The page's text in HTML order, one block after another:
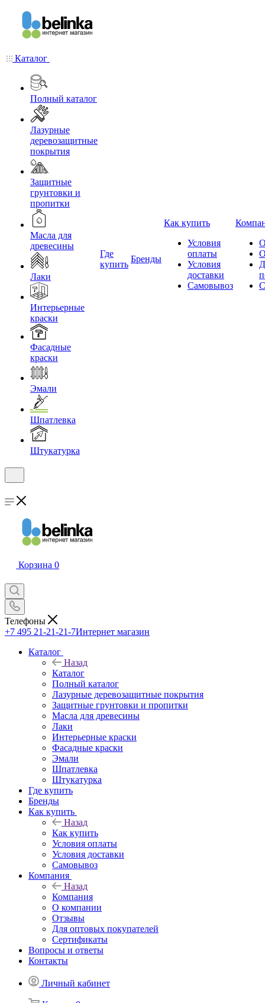
Каталог
Полный каталог
Лазурные
деревозащитные
покрытия
Защитные
грунтовки и
пропитки
Масла для
древесины
Лаки
Интерьерные
краски
Фасадные
краски
Эмали
Шпатлевка
Штукатурка
Где
купить
Бренды
Как купить
Условия
оплаты
Условия
доставки
Самовывоз
Корзина 0
Телефоны
+7 495 21-21-21-7Интернет магазин
Каталог
Назад
Каталог
Полный каталог
Лазурные деревозащитные покрытия
Защитные грунтовки и пропитки
Масла для древесины
Лаки
Интерьерные краски
Фасадные краски
Эмали
Шпатлевка
Штукатурка
Где купить
Бренды
Как купить
Назад
Как купить
Условия оплаты
Условия доставки
Самовывоз
Компания
Назад
Компания
О компании
Отзывы
Для оптовых покупателей
Сертификаты
Вопросы и ответы
Контакты
Личный кабинет